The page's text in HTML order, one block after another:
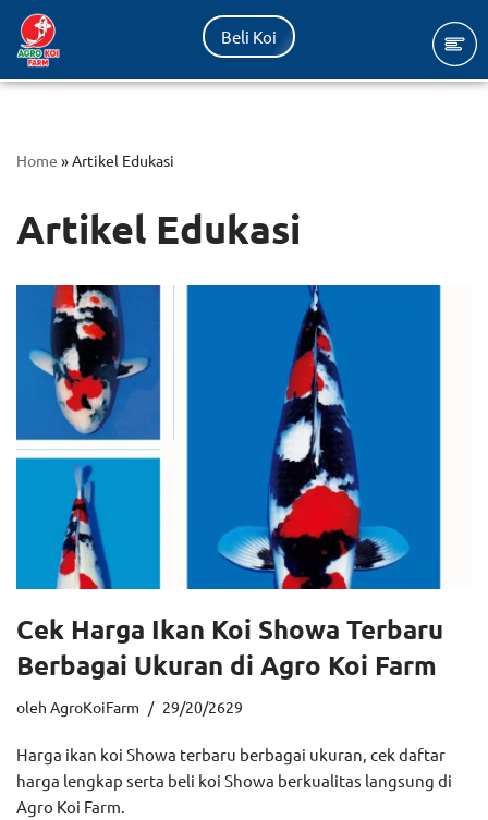
Lompat
ke
Beli Koi
Home »Artikel Edukasi
Artikel Edukasi
Cek Harga Ikan Koi Showa Terbaru
Berbagai Ukuran di Agro Koi Farm
oleh AgroKoiFarm 29/20/2629
Harga ikan koi Showa terbaru berbagai ukuran, cek daftar
harga lengkap serta beli koi Showa berkualitas langsung di
Agro Koi Farm.